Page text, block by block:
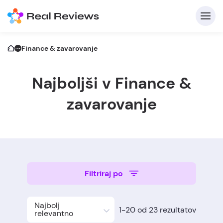
Finance & zavarovanje
Najboljši v Finance &
zavarovanje
Filtriraj po
Najbolj
relevantno 1-20 od 23 rezultatov